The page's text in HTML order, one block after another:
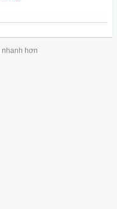
nhanh hơn